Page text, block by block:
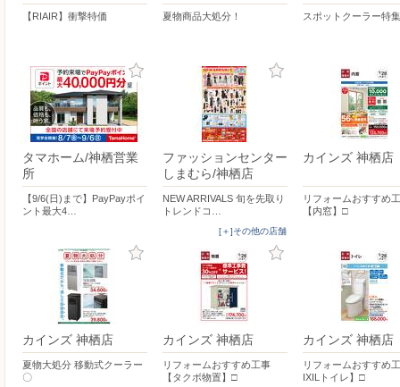
【RIAIR】衝撃特価 夏物商品大処分！ スポットクーラー特集
タマホーム/神栖営業
所
【9/6(日)まで】PayPayポイ
ント最大4…
ファッションセンター
しまむら/神栖店
NEW ARRIVALS 旬を先取り
トレンドコ…
[＋]その他の店舗
カインズ 神栖店
リフォームおすすめ
【内窓】□
カインズ 神栖店
夏物大処分 移動式クーラー
〇
カインズ 神栖店
リフォームおすすめ工事
【タクボ物置】□
カインズ 神栖店
リフォームおすすめ
IXILトイレ】□